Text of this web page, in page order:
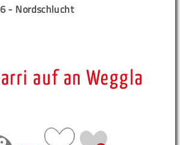
- Nordschlucht
auf an Weggla